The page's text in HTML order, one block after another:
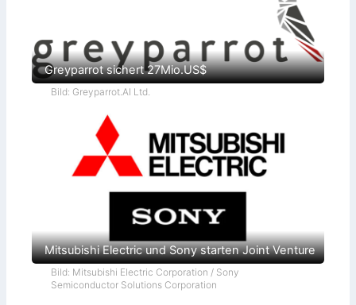
Greyparrot sichert 27Mio.US$
Bild: Greyparrot.AI Ltd.
Mitsubishi Electric und Sony starten Joint Venture
Bild: Mitsubishi Electric Corporation / Sony
Semiconductor Solutions Corporation